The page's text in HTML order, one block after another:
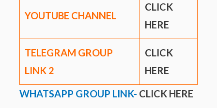
YOUTUBE CHANNEL
CLICK
HERE
TELEGRAM GROUP
LINK 2
CLICK
HERE
WHATSAPP GROUP LINK- CLICK HERE